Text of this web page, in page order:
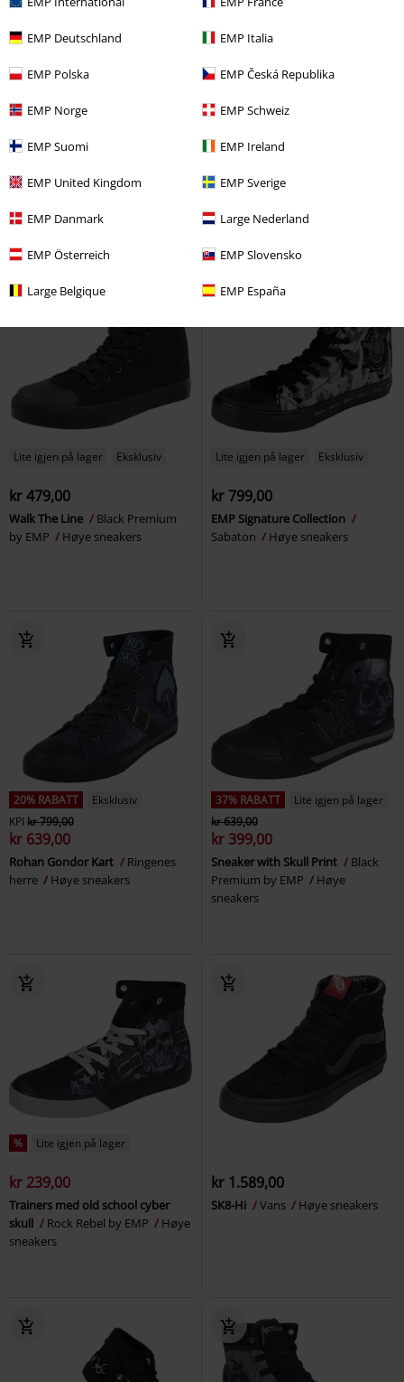
EMP Deutschland EMP Italia
EMP Polska EMP Česká Republika
EMP Norge EMP Schweiz
EMP Suomi EMP Ireland
EMP United Kingdom EMP Sverige
EMP Danmark Large Nederland
EMP Österreich EMP Slovensko
Large Belgique EMP España
Lite igjen på lager
kr 639,00
Walk The Line
Gothicana by
EMP
Høye sneakers
Lite igjen på lager
kr 1.589,00
UA SK8-Hi Platform 2.0
Høye sneakers
Lite igjen på lager Eksklusiv
kr 479,00
Walk The Line
Black Premium
by EMP
Høye sneakers
Lite igjen på lager Eksklusiv
kr 799,00
EMP Signature Collection
Sabaton
Høye sneakers
20% RABATT
Eksklusiv
KPI kr 799,00
kr 639,00
Rohan Gondor Kart
Ringenes
herre
Høye sneakers
37% RABATT
Lite igjen på lager
kr 639,00
kr 399,00
Sneaker with Skull Print
Black
Premium by EMP
Høye
sneakers
% Lite igjen på lager
kr 239,00
Trainers med old school cyber
skull
Rock Rebel by EMP
Høye
sneakers
kr 1.589,00
SK8-Hi Vans Høye sneakers